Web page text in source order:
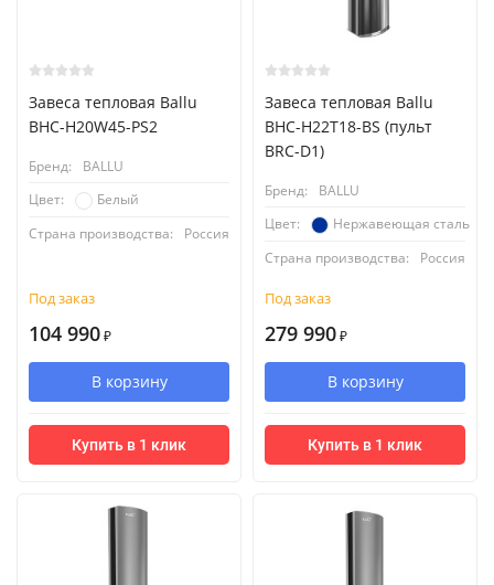
Завеса тепловая Ballu
BHC-H20W45-PS2
Бренд:
BALLU
Цвет:
Белый
Страна производства:
Россия
Под заказ
104 990 ₽
В корзину
Купить в 1 клик
Завеса тепловая Ballu
BHC-H22T18-BS (пульт
BRC-D1)
Бренд:
BALLU
Цвет:
Нержавеющая сталь
Страна производства:
Россия
Под заказ
279 990 ₽
В корзину
Купить в 1 клик